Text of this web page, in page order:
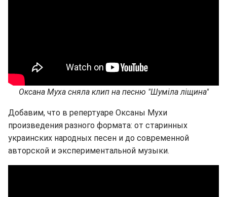
Оксана Муха сняла клип на песню "Шуміла ліщина"
Добавим, что в репертуаре Оксаны Мухи
произведения разного формата: от старинных
украинских народных песен и до современной
авторской и экспериментальной музыки.